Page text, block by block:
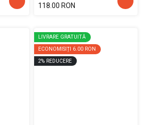
118.00 RON
LIVRARE GRATUITĂ
ECONOMISIȚI 6.00 RON
2% REDUCERE